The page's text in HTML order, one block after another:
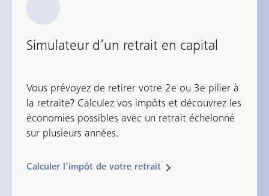
Simulateur d’un retrait en capital
Vous prévoyez de retirer votre 2e ou 3e pilier à
la retraite? Calculez vos impôts et découvrez les
économies possibles avec un retrait échelonné
sur plusieurs années.
Calculer l’impôt de votre retrait